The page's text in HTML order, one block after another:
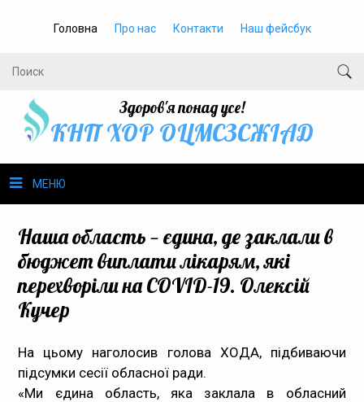
Головна Про нас Контакти Наш фейсбук
Здоров'я понад усе!
КНП ХОР ОЦМСЗСЖIАД
МЕНЮ
Громадське здоров’я
Безбар’єрність
Медпрацівникам
Наша область — єдина, де заклали в
бюджет виплати лікарям, які
перехворіли на COVID-19. Олексій
Кучер
На цьому наголосив голова ХОДА, підбиваючи
підсумки сесії обласної ради.
«Ми єдина область, яка заклала в обласний